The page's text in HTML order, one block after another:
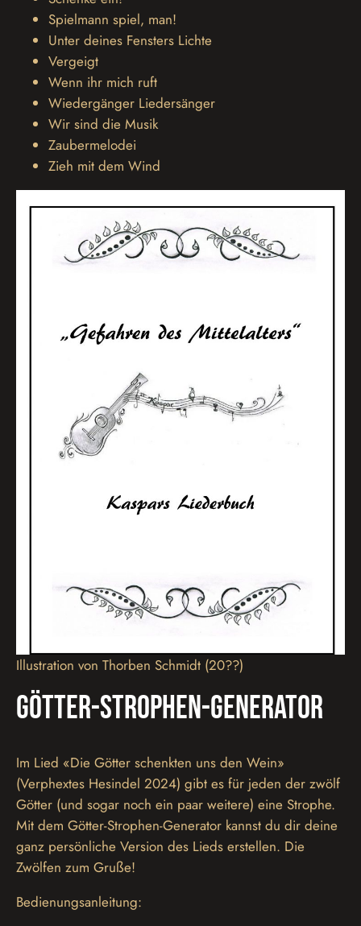
Spielmann spiel, man!
Unter deines Fensters Lichte
Vergeigt
Wenn ihr mich ruft
Wiedergänger Liedersänger
Wir sind die Musik
Zaubermelodei
Zieh mit dem Wind
Illustration von Thorben Schmidt (20??)
Götter-Strophen-Generator
Im Lied «Die Götter schenkten uns den Wein»
(Verphextes Hesindel 2024) gibt es für jeden der zwölf
Götter (und sogar noch ein paar weitere) eine Strophe.
Mit dem Götter-Strophen-Generator kannst du dir deine
ganz persönliche Version des Lieds erstellen. Die
Zwölfen zum Gruße!
Bedienungsanleitung: